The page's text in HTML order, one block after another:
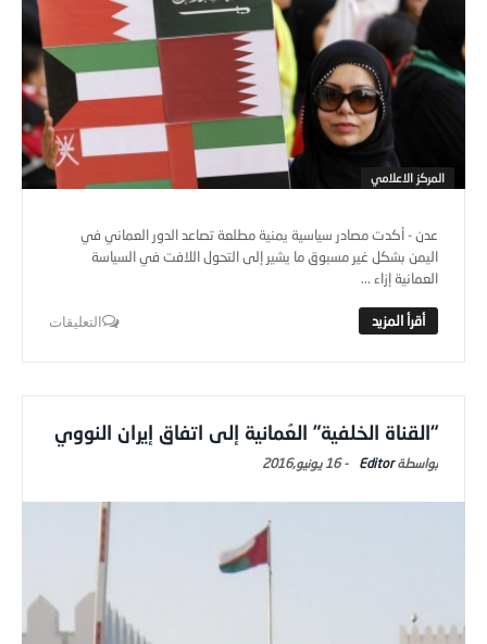
المركز الاعلامي
عدن - أكدت مصادر سياسية يمنية مطلعة تصاعد الدور العماني في
اليمن بشكل غير مسبوق ما يشير إلى التحول اللافت في السياسة
العمانية إزاء ...
التعليقات
“القناة الخلفية” العُمانية إلى اتفاق إيران النووي
Editor
-16 يونيو,2016